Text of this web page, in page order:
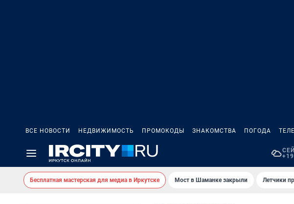
ВСЕ НОВОСТИ НЕДВИЖИМОСТЬ ПРОМОКОДЫ ЗНАКОМСТВА ПОГОДА
Бесплатная мастерская для медиа в Иркутске Мост в Шаманке закрыли Летчики